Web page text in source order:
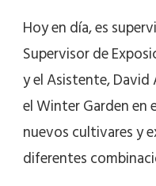
Hoy en día, es
Supervisor de
y el Asistente,
el Winter Garden
nuevos cultivares y
diferentes